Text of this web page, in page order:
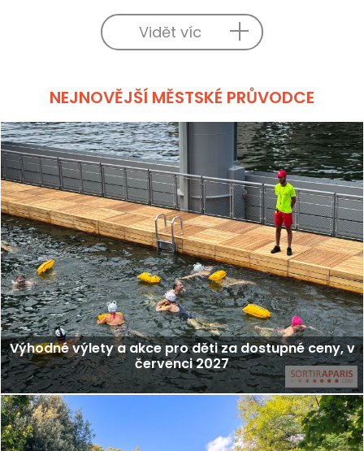
Vidět víc
NEJNOVĚJŠÍ MĚSTSKÉ PRŮVODCE
Výhodné výlety a akce pro děti za dostupné ceny, v
červenci 2027